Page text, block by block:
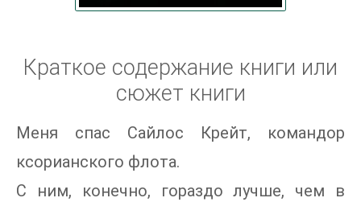
Краткое содержание книги или
сюжет книги
Меня спас Сайлос Крейт, командор
ксорианского флота.
С ним, конечно, гораздо лучше, чем в